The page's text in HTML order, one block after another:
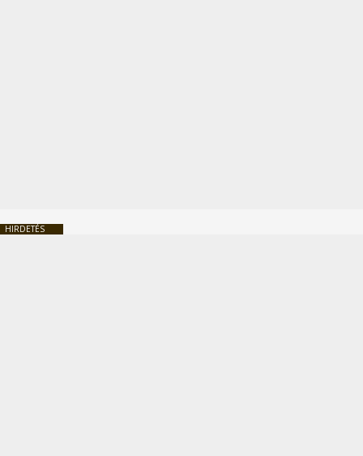
HIRDETÉS